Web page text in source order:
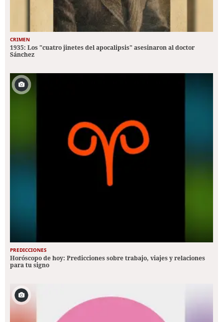
CRIMEN
1935: Los "cuatro jinetes del apocalipsis" asesinaron al doctor
Sánchez
PREDICCIONES
Horóscopo de hoy: Predicciones sobre trabajo, viajes y relaciones
para tu signo